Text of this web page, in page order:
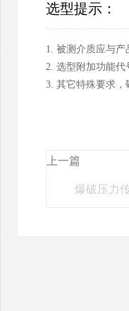
选型提示：
1. 被测介质应与产
2. 选型附加功能代
3. 其它特殊要求，
上一篇
爆破压力